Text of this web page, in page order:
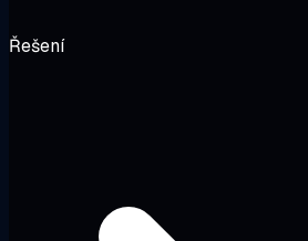
Řešení